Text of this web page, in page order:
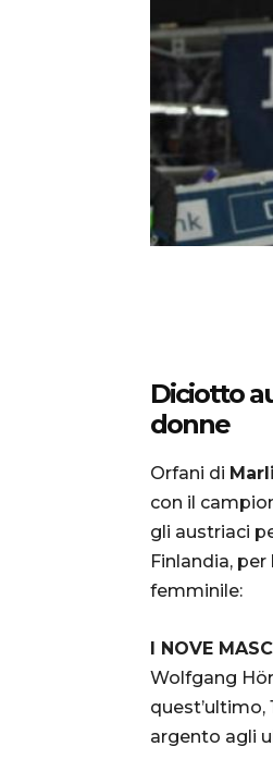
Diciotto
donne
Orfani di
con il
gli austriaci
Finlandia,
femminile:
I NOVE
Wolfgang
argento agli